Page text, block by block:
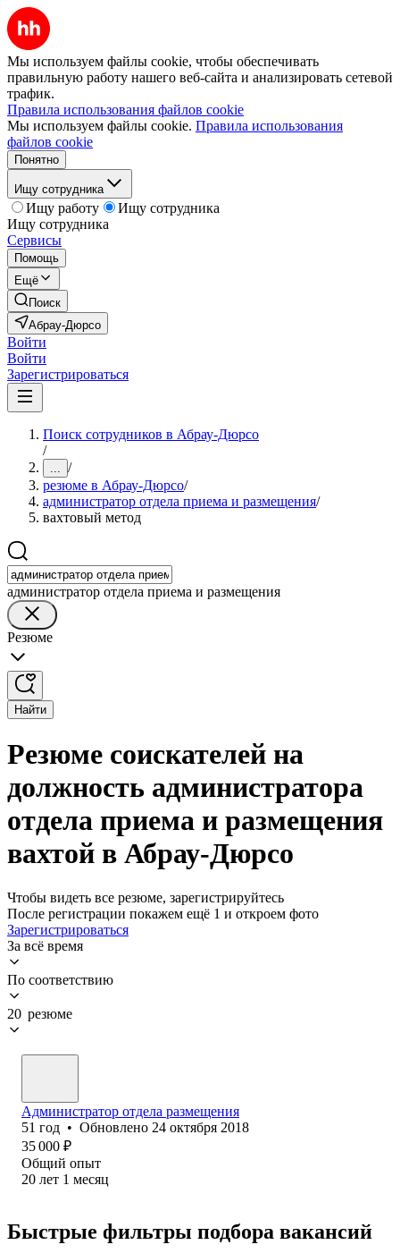
Мы используем файлы cookie, чтобы обеспечивать
правильную работу нашего веб-сайта и анализировать сетевой
трафик.
Правила использования файлов cookie
Мы используем файлы cookie. Правила использования
файлов cookie
Понятно
Ищу сотрудника
Ищу работу
Ищу сотрудника
Ищу сотрудника
Сервисы
Помощь
Ещё
Поиск
Абрау-Дюрсо
Войти
Войти
Зарегистрироваться
Поиск сотрудников в Абрау-Дюрсо
/
... /
резюме в Абрау-Дюрсо/
администратор отдела приема и размещения/
вахтовый метод
администратор отдела приема и размещения
Резюме
Найти
Резюме соискателей на
должность администратора
отдела приема и размещения
вахтой в Абрау-Дюрсо
Чтобы видеть все резюме, зарегистрируйтесь
После регистрации покажем ещё 1 и откроем фото
Зарегистрироваться
За всё время
По соответствию
20 резюме
Администратор отдела размещения
51 год • Обновлено 24 октября 2018
35 000 ₽
Общий опыт
20 лет 1 месяц
Быстрые фильтры подбора вакансий